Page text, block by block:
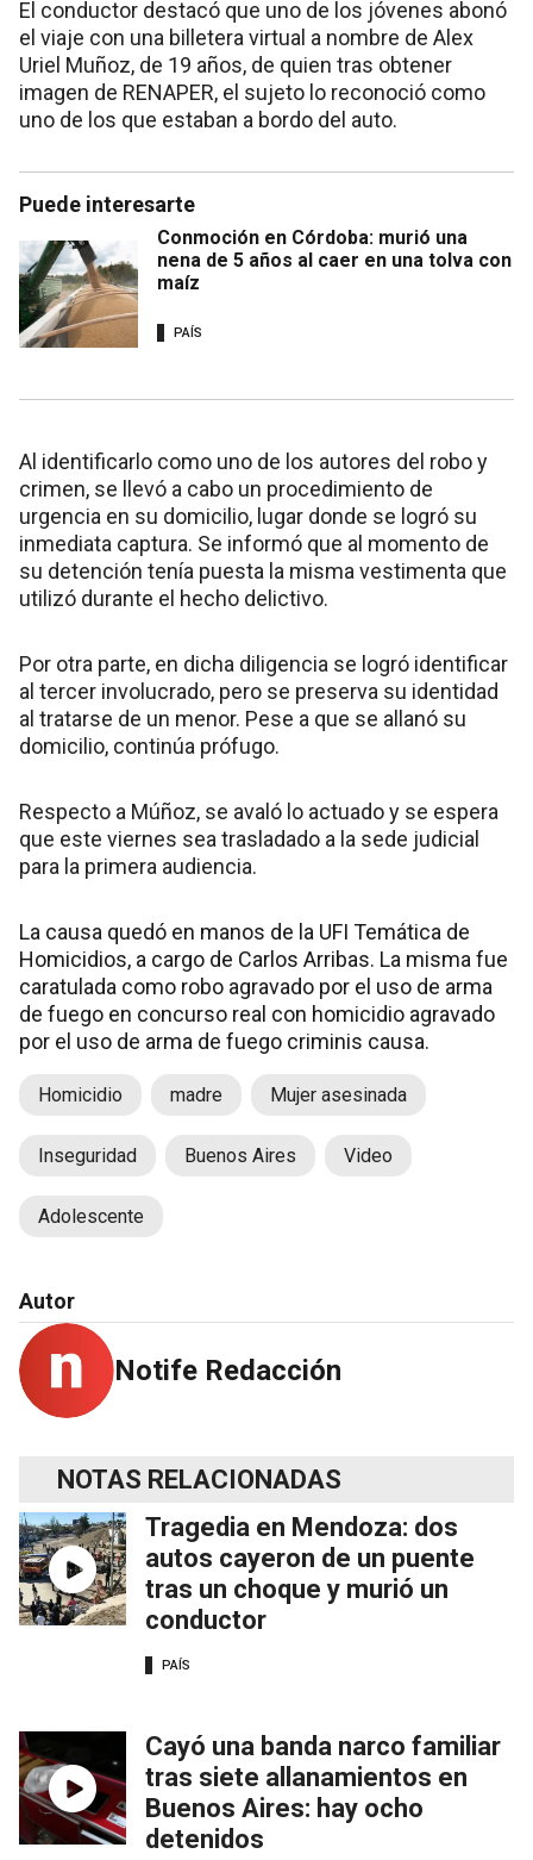
El conductor destacó que uno de los jóvenes abonó
el viaje con una billetera virtual a nombre de Alex
Uriel Muñoz, de 19 años, de quien tras obtener
imagen de RENAPER, el sujeto lo reconoció como
uno de los que estaban a bordo del auto.
Puede interesarte
Conmoción en Córdoba: murió una
nena de 5 años al caer en una tolva con
maíz
PAÍS
Al identificarlo como uno de los autores del robo y
crimen, se llevó a cabo un procedimiento de
urgencia en su domicilio, lugar donde se logró su
inmediata captura. Se informó que al momento de
su detención tenía puesta la misma vestimenta que
utilizó durante el hecho delictivo.
Por otra parte, en dicha diligencia se logró identificar
al tercer involucrado, pero se preserva su identidad
al tratarse de un menor. Pese a que se allanó su
domicilio, continúa prófugo.
Respecto a Múñoz, se avaló lo actuado y se espera
que este viernes sea trasladado a la sede judicial
para la primera audiencia.
La causa quedó en manos de la UFI Temática de
Homicidios, a cargo de Carlos Arribas. La misma fue
caratulada como robo agravado por el uso de arma
de fuego en concurso real con homicidio agravado
por el uso de arma de fuego criminis causa.
Homicidio madre Mujer asesinada
Inseguridad Buenos Aires Video
Adolescente
Autor
Notife Redacción
NOTAS RELACIONADAS
Tragedia en Mendoza: dos
autos cayeron de un puente
tras un choque y murió un
conductor
PAÍS
Cayó una banda narco familiar
tras siete allanamientos en
Buenos Aires: hay ocho
detenidos